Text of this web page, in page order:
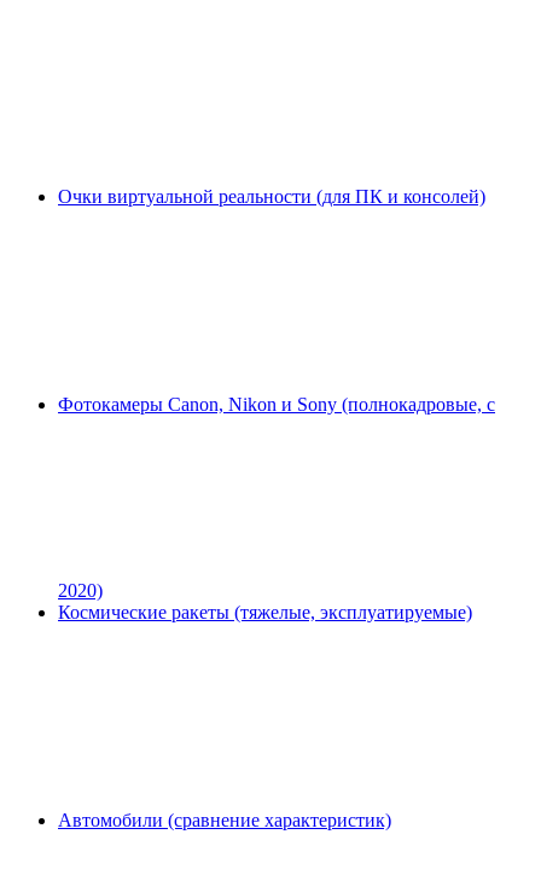
Очки виртуальной реальности (для ПК и консолей)
Фотокамеры Canon, Nikon и Sony (полнокадровые, с
2020)
Космические ракеты (тяжелые, эксплуатируемые)
Автомобили (сравнение характеристик)